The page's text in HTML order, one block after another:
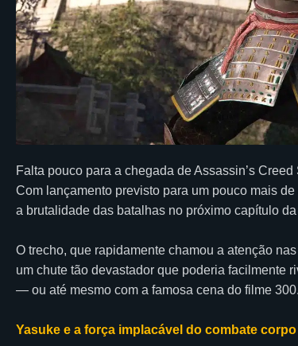
Falta pouco para a chegada de Assassin’s
Com lançamento previsto para um pouco mais
a brutalidade das batalhas no próximo capítulo
O trecho, que rapidamente chamou a atenção
um chute tão devastador que poderia facilmente
— ou até mesmo com a famosa cena do filme 300.
Yasuke e a força implacável do combate